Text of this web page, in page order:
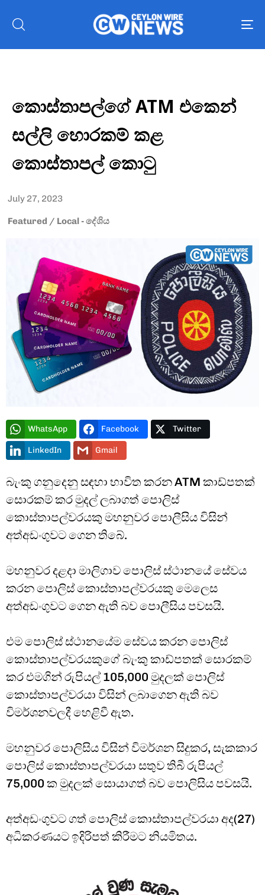
Type and hit enter
කොස්තාපල්ගේ ATM එකෙන්
සල්ලි හොරකම් කළ
කොස්තාපල් කොටු
July 27, 2023
Featured / Local - දේශිය
WhatsApp Facebook Twitter
LinkedIn Gmail
බැංකු ගනුදෙනු සඳහා භාවිත කරන ATM කාඩ්පතක්
සොරකම් කර මුදල් ලබාගත් පොලිස්
කොස්තාපල්වරයකු මහනුවර පොලීසිය විසින්
අත්අඩංගුවට ගෙන තිබේ.
මහනුවර දළදා මාලිගාව පොලිස් ස්ථානයේ සේවය
කරන පොලිස් කොස්තාපල්වරයකු මෙලෙස
අත්අඩංගුවට ගෙන ඇති බව පොලීසිය පවසයි.
එම පොලිස් ස්ථානයේම සේවය කරන පොලිස්
කොස්තාපල්වරයකුගේ බැංකු කාඩ්පතක් සොරකම්
කර එමගින් රුපියල් 105,000 මුදලක් පොලිස්
කොස්තාපල්වරයා විසින් ලබාගෙන ඇති බව
විමර්ශනවලදී හෙළිවී ඇත.
මහනුවර පොලිසිය විසින් විමර්ශන සිදුකර, සැකකාර
පොලිස් කොස්තාපල්වරයා සතුව තිබී රුපියල්
75,000 ක මුදලක් සොයාගත් බව පොලිසිය පවසයි.
අත්අඩංගුවට ගත් පොලිස් කොස්තාපල්වරයා අද(27)
අධිකරණයට ඉදිරිපත් කිරීමට නියමිතය.